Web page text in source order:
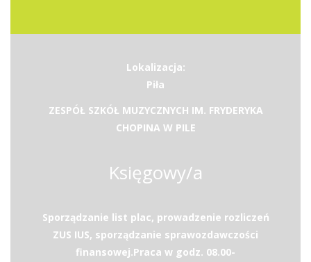
Lokalizacja:
Piła
ZESPÓŁ SZKÓŁ MUZYCZNYCH IM. FRYDERYKA
CHOPINA W PILE
Księgowy/a
Sporządzanie list plac, prowadzenie rozliczeń
ZUS IUS, sporządzanie sprawozdawczości
finansowej.Praca w godz. 08.00-